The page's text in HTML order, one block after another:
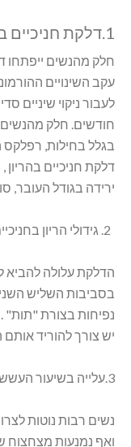
1.דלקת חניכיים בהריון.
חלק מהנשים ייפתחו
עקב השינויים
לעבור ניקוי שיניים
חודשים. חלק מהנשים
בגלל בחילות, רפלקס
דלקת חניכיים
ירידה בגודל העובר,
גידולי הריון
הדלקת עלולה להביא
בסביבות השליש
נפיחות בצורת
יש צורך להוריד אותם
3.עלייה בשיעור העששת.
נשים רבות נוטות
ואף נמנעות מצחצוח